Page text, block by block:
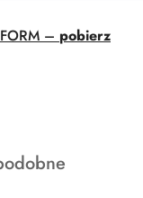
– pobierz